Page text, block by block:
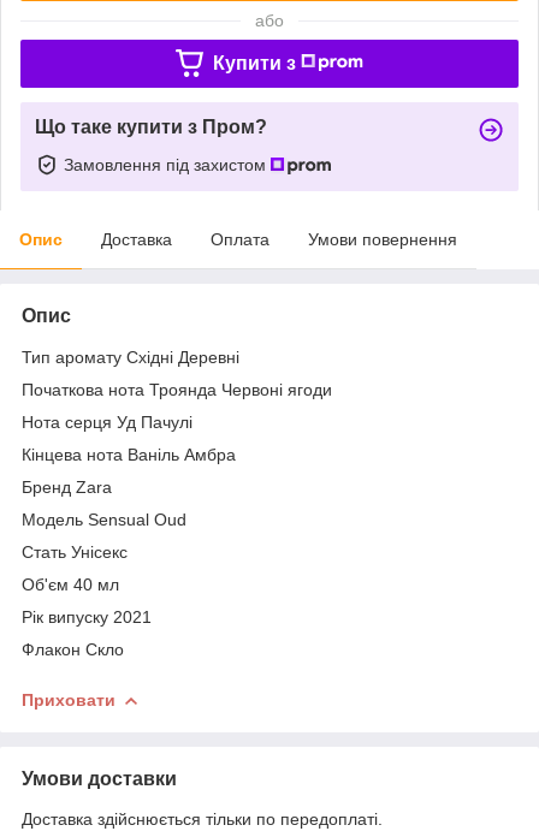
або
Купити з
Що таке купити з Пром?
Замовлення під захистом
Опис Доставка Оплата Умови повернення
Опис
Тип аромату Східні Деревні
Початкова нота Троянда Червоні ягоди
Нота серця Уд Пачулі
Кінцева нота Ваніль Амбра
Бренд Zara
Модель Sensual Oud
Стать Унісекс
Об'єм 40 мл
Рік випуску 2021
Флакон Скло
Приховати
Умови доставки
Доставка здійснюється тільки по передоплаті.